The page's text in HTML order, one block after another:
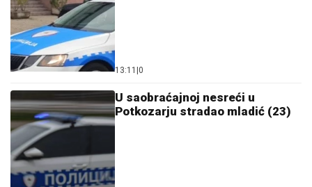
13:11 |0
U saobraćajnoj nesreći u
Potkozarju stradao mladić (23)